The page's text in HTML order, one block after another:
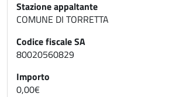
Stazione appaltante
COMUNE DI TORRETTA
Codice fiscale SA
80020560829
Importo
0,00€